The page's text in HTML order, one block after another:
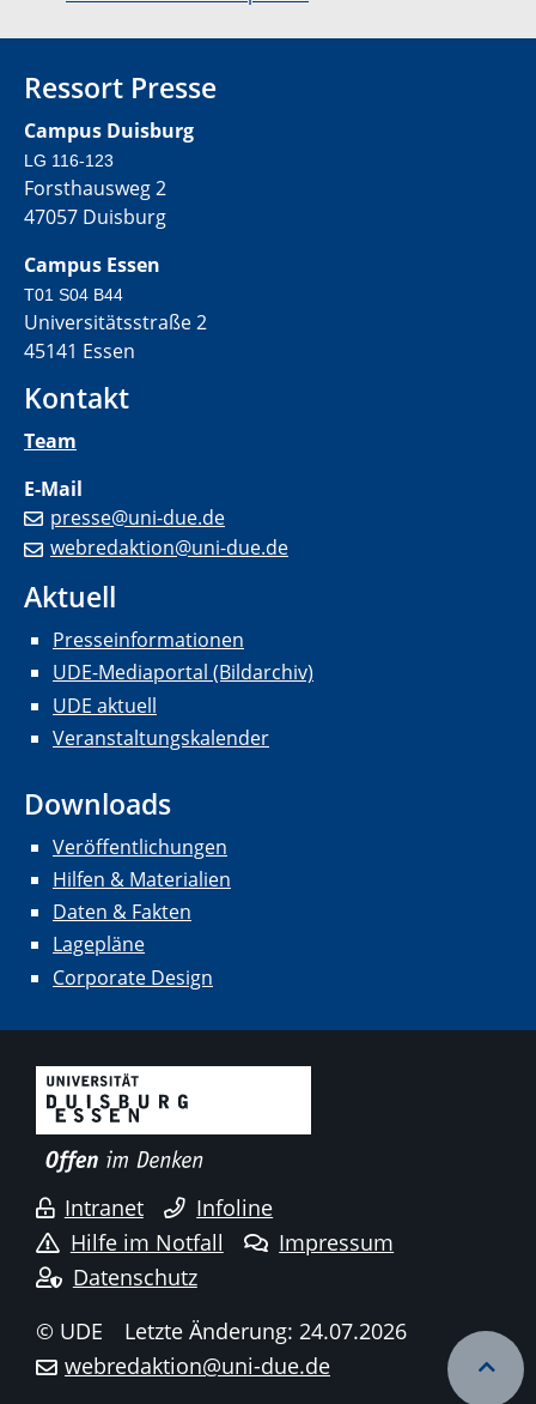
Ressort Presse
Campus Duisburg
LG 116-123
Forsthausweg 2
47057 Duisburg
Campus Essen
T01 S04 B44
Universitätsstraße 2
45141 Essen
Kontakt
Team
E-Mail
presse@uni-due.de
webredaktion@uni-due.de
Aktuell
Presseinformationen
UDE-Mediaportal (Bildarchiv)
UDE aktuell
Veranstaltungskalender
Downloads
Veröffentlichungen
Hilfen & Materialien
Daten & Fakten
Lagepläne
Corporate Design
Intranet
Infoline
Hilfe im Notfall
Impressum
Datenschutz
© UDE
Letzte Änderung: 24.07.2026
webredaktion@uni-due.de